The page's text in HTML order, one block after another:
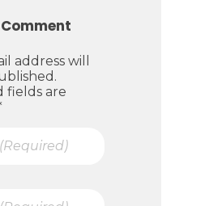
address will
fields are